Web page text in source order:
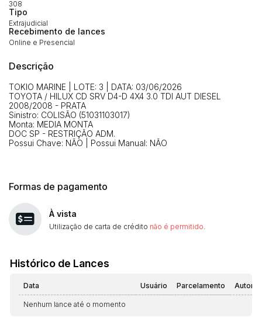
308
Tipo
Extrajudicial
Recebimento de lances
Online e Presencial
Descrição
TOKIO MARINE | LOTE: 3 | DATA: 03/06/2026
TOYOTA / HILUX CD SRV D4-D 4X4 3.0 TDI AUT DIESEL
2008/2008 - PRATA
Sinistro: COLISÃO (51031103017)
Monta: MEDIA MONTA
DOC SP - RESTRIÇÃO ADM.
Possui Chave: NÃO | Possui Manual: NÃO
Formas de pagamento
À vista
Utilização de carta de crédito não é permitido
Histórico de Lances
Data Usuário Parcelamento
Nenhum lance até o momento